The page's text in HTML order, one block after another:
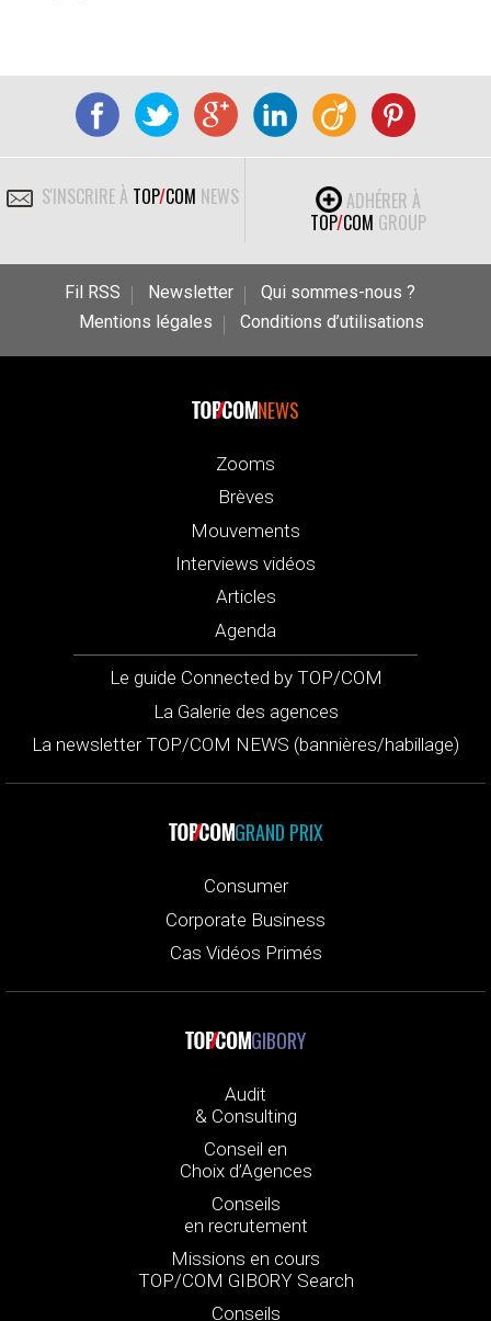
S'INSCRIRE À TOP/COM NEWS
ADHÉRER À
TOP/COM GROUP
Fil RSS Newsletter
Qui sommes-nous ?
Mentions légales
Conditions d’utilisations
NEWS
Zooms
Brèves
Mouvements
Interviews vidéos
Articles
Agenda
Le guide Connected by TOP/COM
La Galerie des agences
La newsletter TOP/COM NEWS (bannières/habillage)
GRAND PRIX
Consumer
Corporate Business
Cas Vidéos Primés
GIBORY
Audit
& Consulting
Conseil en
Choix d’Agences
Conseils
en recrutement
Missions en cours
TOP/COM GIBORY Search
Conseils